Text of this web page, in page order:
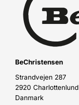
BeChristensen
Strandvejen 287
2920 Charlottenlund
Danmark